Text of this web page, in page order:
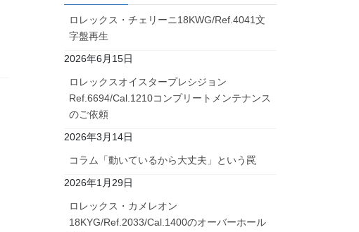
ロレックス・チェリーニ18KWG/Ref.4041文
字盤再生
2026年6月15日
ロレックスオイスタープレシジョン
Ref.6694/Cal.1210コンプリートメンテナンス
のご依頼
2026年3月14日
コラム「動いているから大丈夫」という罠
2026年1月29日
ロレックス・カメレオン
18KYG/Ref.2033/Cal.1400のオーバーホール